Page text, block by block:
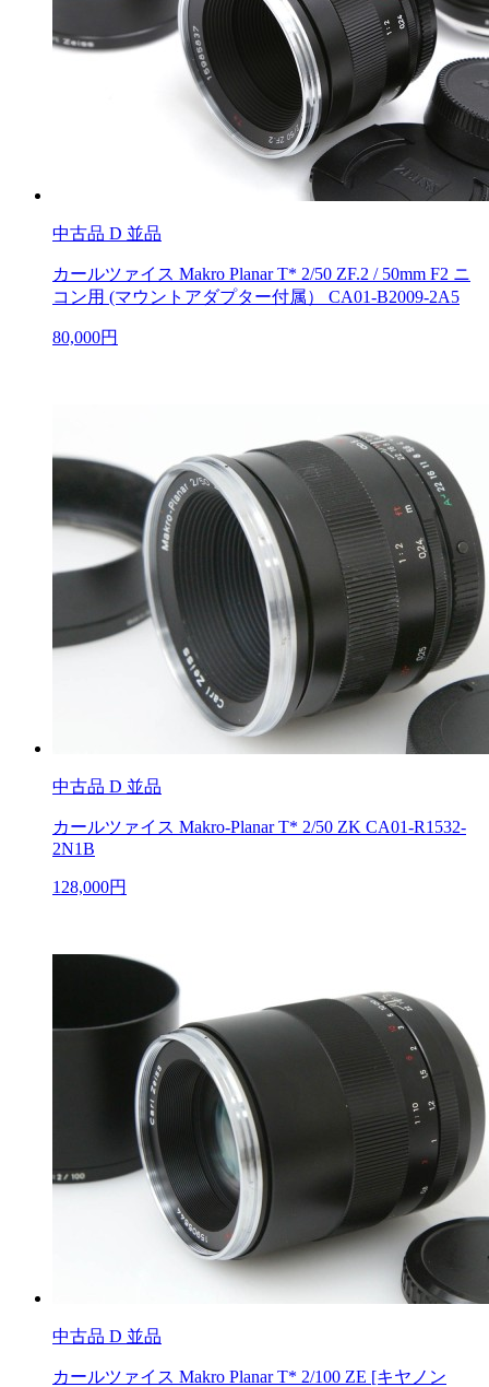
中古品 D 並品
カールツァイス Makro Planar T* 2/50 ZF.2 / 50mm F2 ニ
コン用 (マウントアダプター付属） CA01-B2009-2A5
80,000円
中古品 D 並品
カールツァイス Makro-Planar T* 2/50 ZK CA01-R1532-
2N1B
128,000円
中古品 D 並品
カールツァイス Makro Planar T* 2/100 ZE [キヤノン